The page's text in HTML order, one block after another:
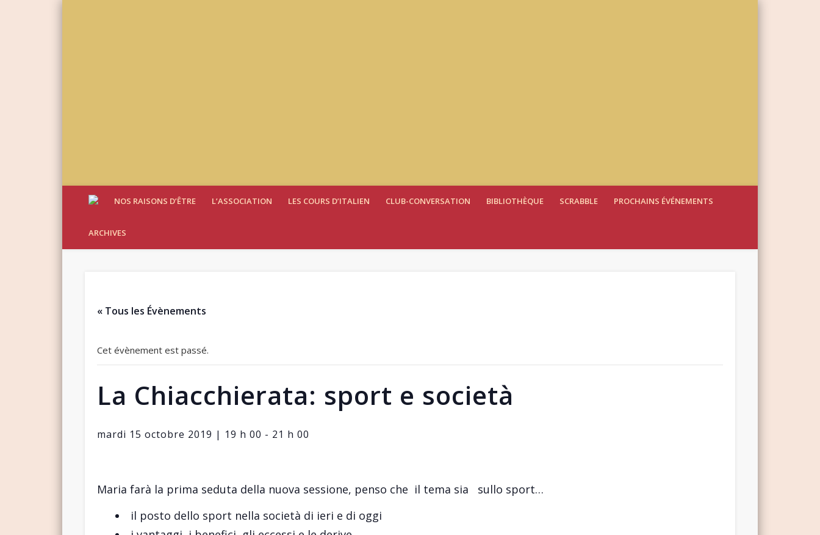
NOS RAISONS D’ÊTRE L’ASSOCIATION LES COURS D’ITALIEN CLUB-CONVERSATION BIBLIOTHÈQUE SCRABBLE PROCHAINS ÉVÉNEMENTS
ARCHIVES
« Tous les Évènements
Cet évènement est passé.
La Chiacchierata: sport e società
mardi 15 octobre 2019 | 19 h 00 - 21 h 00
Maria farà la prima seduta della nuova sessione, penso che il tema sia sullo sport…
il posto dello sport nella società di ieri e di oggi